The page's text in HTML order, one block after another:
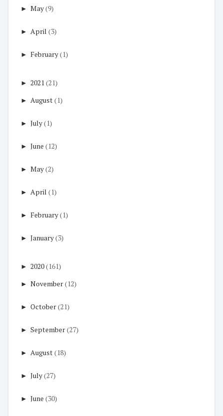
► May(9)
► April (3)
► February(1)
► 2021 (21)
► August(1)
► July(1)
► June (12)
► May(2)
► April (1)
► February(1)
► January(3)
► 2020(161)
► November(12)
► October(21)
► September(27)
► August(18)
► July(27)
► June (30)